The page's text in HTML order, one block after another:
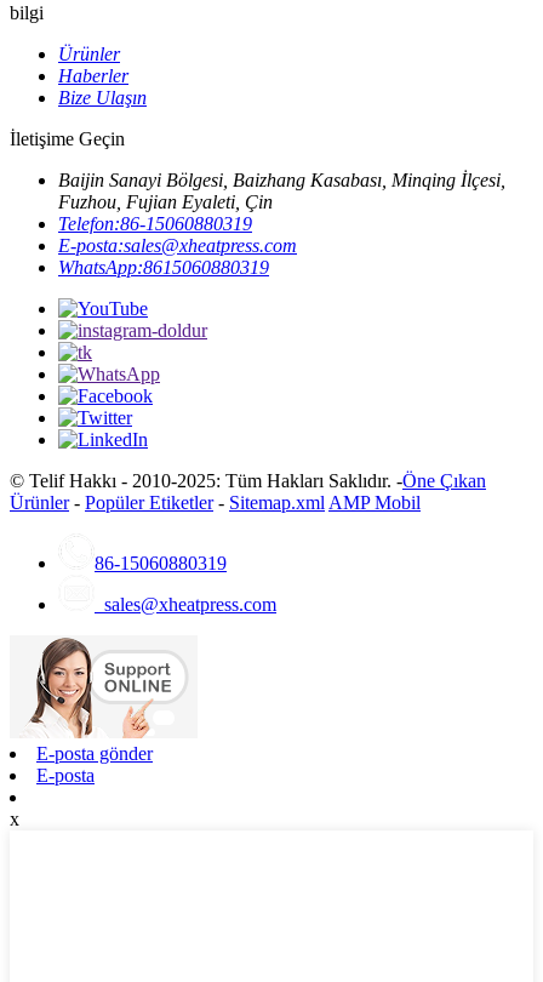
bilgi
Ürünler
Haberler
Bize Ulaşın
İletişime Geçin
Baijin Sanayi Bölgesi, Baizhang Kasabası, Minqing İlçesi,
Fuzhou, Fujian Eyaleti, Çin
Telefon:86-15060880319
E-posta:sales@xheatpress.com
WhatsApp:8615060880319
© Telif Hakkı - 2010-2025: Tüm Hakları Saklıdır. -Öne Çıkan
Ürünler- Popüler Etiketler- Sitemap.xml AMP Mobil
86-15060880319
sales@xheatpress.com
E-posta gönder
E-posta
x